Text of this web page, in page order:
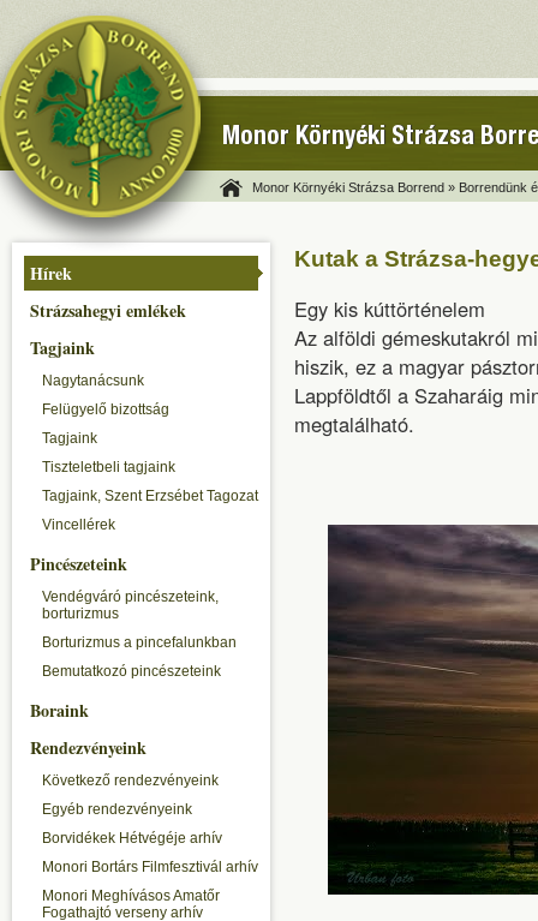
Monor Környéki Strázsa
Monor Környéki Strázsa Borrend » Borrendünk
Hírek
Strázsahegyi emlékek
Tagjaink
Nagytanácsunk
Felügyelő bizottság
Tagjaink
Tiszteletbeli tagjaink
Tagjaink, Szent Erzsébet Tagozat
Vincellérek
Pincészeteink
Vendégváró pincészeteink,
borturizmus
Borturizmus a pincefalunkban
Bemutatkozó pincészeteink
Boraink
Rendezvényeink
Következő rendezvényeink
Egyéb rendezvényeink
Borvidékek Hétvégéje arhív
Monori Bortárs Filmfesztivál arhív
Monori Meghívásos Amatőr
Fogathajtó verseny arhív
Kutak a Strázsa-
Egy kis kúttörténelem
Az alföldi gémeskutakról
hiszik, ez a magyar
Lappföldtől a Szaharáig
megtalálható.